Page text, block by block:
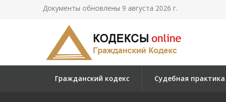
Документы обновлены 9 августа 2026 г.
Гражданский кодекс Судебная практика